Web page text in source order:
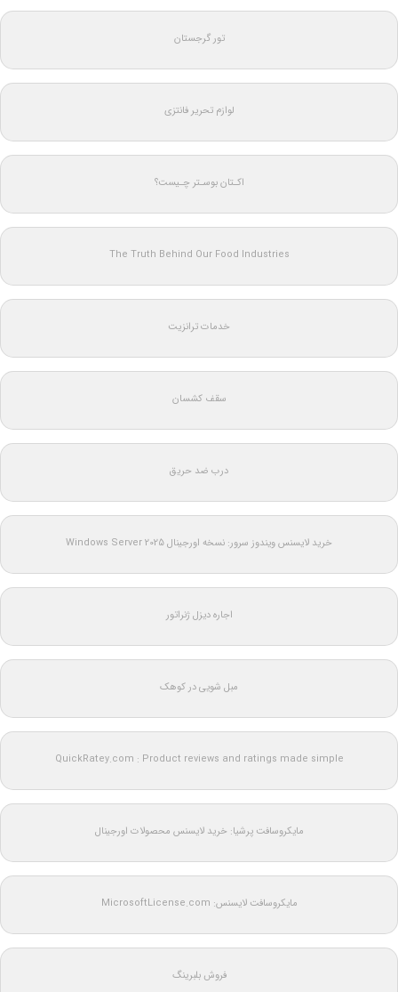
تور گرجستان
لوازم تحریر فانتزی
اکـتان بوسـتر چـیست؟
The Truth Behind Our Food Industries
خدمات ترانزیت
سقف کشسان
درب ضد حریق
خرید لایسنس ویندوز سرور: نسخه اورجینال Windows Server 2025
اجاره دیزل ژنراتور
مبل شویی در کوهک
QuickRatey.com : Product reviews and ratings made simple
مایکروسافت پرشیا: خرید لایسنس محصولات اورجینال
مایکروسافت لایسنس: MicrosoftLicense.com
فروش بلبرینگ